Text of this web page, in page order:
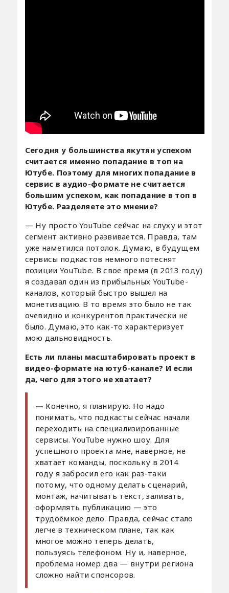
Сегодня у большинства якутян успехом
считается именно попадание в топ на
Ютубе. Поэтому для многих попадание в
сервис в аудио-формате не считается
большим успехом, как попадание в топ в
Ютубе. Разделяете это мнение?
— Ну просто YouTube сейчас на слуху и этот
сегмент активно развивается. Правда, там
уже наметился потолок. Думаю, в будущем
сервисы подкастов немного потеснят
позиции YouTube. В свое время (в 2013 году)
я создавал один из прибыльных YouTube-
каналов, который быстро вышел на
монетизацию. В то время это было не так
очевидно и конкурентов практически не
было. Думаю, это как-то характеризует
мою дальновидность.
Есть ли планы масштабировать проект в
видео-формате на ютуб-канале? И если
да, чего для этого не хватает?
— Конечно, я планирую. Но надо
понимать, что подкасты сейчас начали
переходить на специализированные
сервисы. YouTube нужно шоу. Для
успешного проекта мне, наверное, не
хватает команды, поскольку в 2014
году я забросил его как раз-таки
потому, что одному делать сценарий,
монтаж, начитывать текст, заливать,
оформлять публикацию — это
трудоёмкое дело. Правда, сейчас стало
легче в техническом плане, так как
многое можно теперь делать,
пользуясь телефоном. Ну и, наверное,
проблема номер два — внутри региона
сложно найти спонсоров.